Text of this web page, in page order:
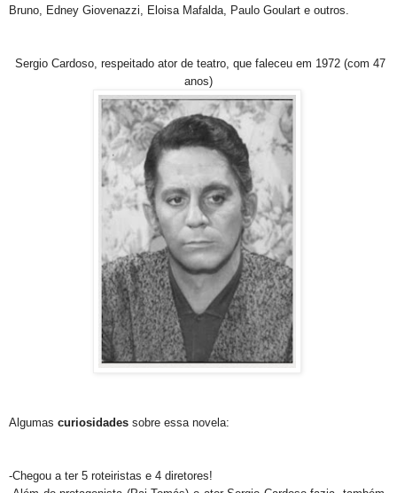
Bruno, Edney Giovenazzi, Eloisa Mafalda, Paulo Goulart e outros.
Sergio Cardoso, respeitado ator de teatro, que faleceu em 1972 (com 47
anos)
Algumas curiosidades sobre essa novela:
-Chegou a ter 5 roteiristas e 4 diretores!